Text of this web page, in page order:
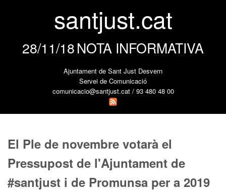
santjust.cat
28/11/18NOTA INFORMATIVA
Ajuntament de Sant Just Desvern
Servei de Comunicació
comunicacio@santjust.cat / 93 480 48 00
El Ple de novembre votarà el
Pressupost de l'Ajuntament de
#santjust i de Promunsa per a 2019